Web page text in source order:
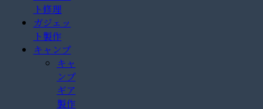
ト修理
ガジェッ
ト製作
キャンプ
キャ
ンプ
ギア
製作